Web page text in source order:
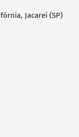
Jacareí (SP)